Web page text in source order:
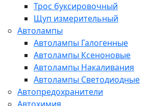
Трос буксировочный
Щуп измерительный
Автолампы
Автолампы Галогенные
Автолампы Ксеноновые
Автолампы Накаливания
Автолампы Светодиодные
Автопредохранители